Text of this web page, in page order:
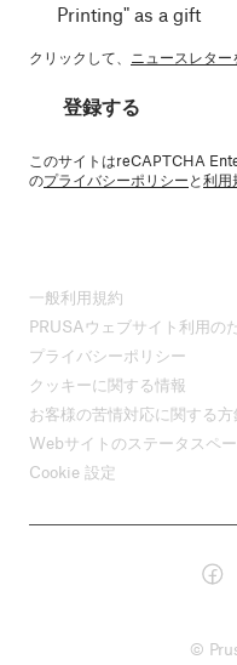
Printing" as a gift
クリックして、 ニュースレター
登録する
このサイトはreCAPTCHA
のプライバシーポリシーと利用
一般利用規約
PRUSAウェブサイト利用の
プライバシーポリシー
クッキーに関する情報
お客様の苦情対応に関する方
Webサイトのステータスペ
Cookie 設定
©